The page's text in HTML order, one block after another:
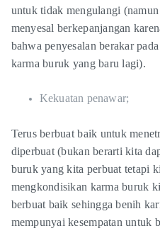
untuk tidak mengulangi
menyesal berkepanjangan
bahwa penyesalan berakar
karma buruk yang baru lagi).
Kekuatan penawar;
Terus berbuat baik untuk
diperbuat (bukan berarti kita
buruk yang kita perbuat tetapi
mengkondisikan karma buruk
berbuat baik sehingga benih
mempunyai kesempatan untuk